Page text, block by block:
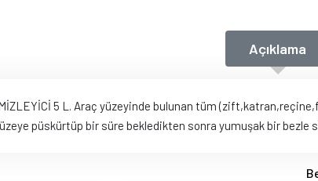
Açıklama
5 L. Araç yüzeyinde bulunan tüm
püskürtüp bir süre bekledikten sonra yumuşak bir bezle